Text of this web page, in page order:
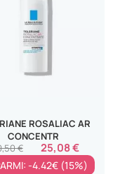
ROSALIAC AR
CONCENTR
25,08 €
€
-4.42€ (15%)